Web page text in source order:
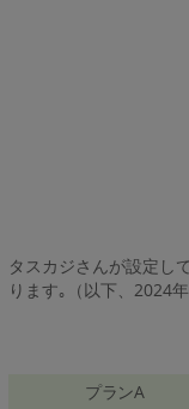
タスカジさんが設定し
ります｡（以下、2024
プランA